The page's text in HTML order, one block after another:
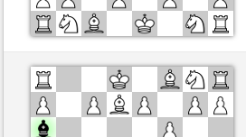
Negras
71421 (1190) (-13)
Blancas
Picchio73 (1256) (+13)
Tiempo: 8 minutes/side + 8 seconds/move